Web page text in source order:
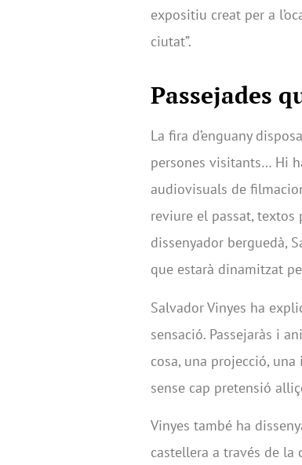
expositiu creat per a
ciutat”.
Passejades
La fira d’enguany
persones visitants… Hi
audiovisuals de
reviure el passat,
dissenyador berguedà,
que estarà dinamitzat
Salvador Vinyes ha
sensació. Passejaràs i
cosa, una projecció,
sense cap pretensió
Vinyes també ha
castellera a través de la